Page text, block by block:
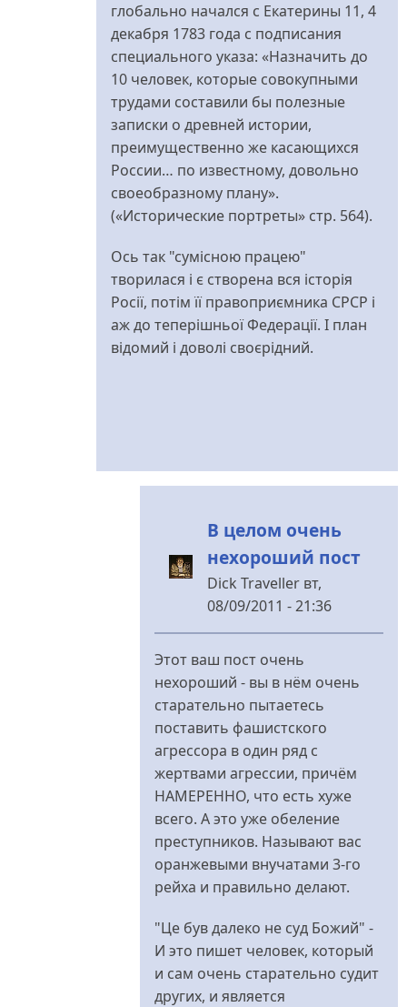
глобально начался с Екатерины 11, 4
декабря 1783 года с подписания
специального указа: «Назначить до
10 человек, которые совокупными
трудами составили бы полезные
записки о древней истории,
преимущественно же касающихся
России… по известному, довольно
своеобразному плану».
(«Исторические портреты» стр. 564).
Ось так "сумісною працею"
творилася і є створена вся історія
Росії, потім її правоприємника СРСР і
аж до теперішньої Федерації. І план
відомий і доволі своєрідний.
В целом очень
нехороший пост
Dick Traveller вт,
08/09/2011 - 21:36
У
все
було
Этот ваш пост очень
нехороший - вы в нём очень
старательно пытаетесь
поставить фашистского
агрессора в один ряд с
жертвами агрессии, причём
НАМЕРЕННО, что есть хуже
всего. А это уже обеление
преступников. Называют вас
оранжевыми внучатами 3-го
рейха и правильно делают.
"Це був далеко не суд Божий" -
И это пишет человек, который
и сам очень старательно судит
других, и является